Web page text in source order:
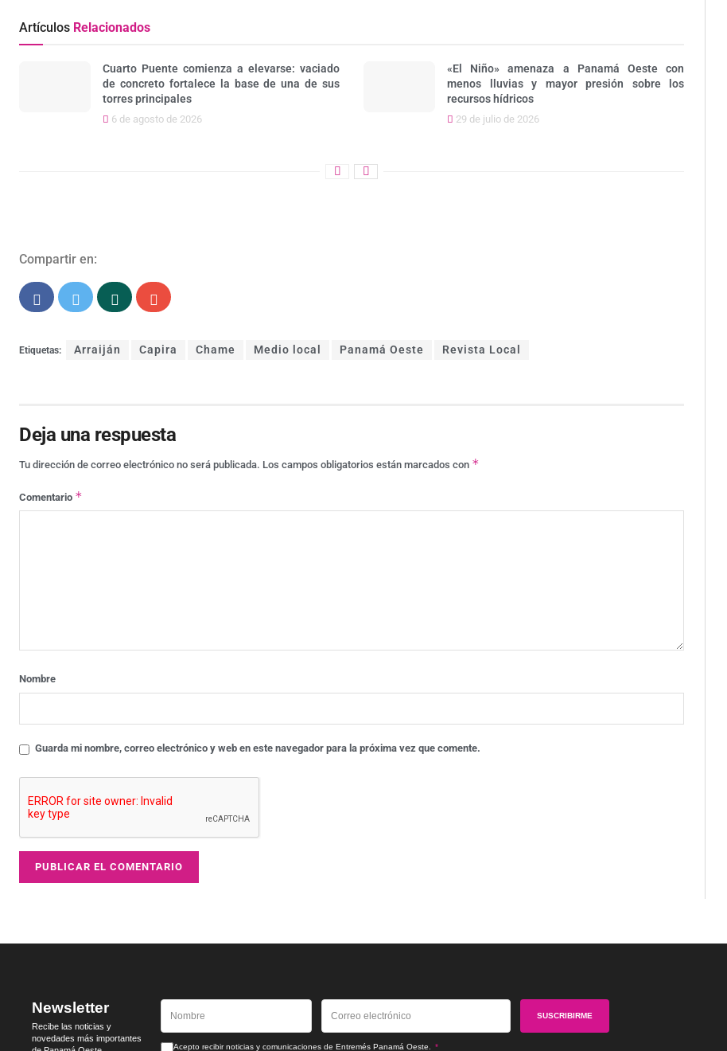
Artículos Relacionados
Cuarto Puente comienza a elevarse: vaciado
de concreto fortalece la base de una de sus
torres principales
6 de agosto de 2026
«El Niño» amenaza a Panamá Oeste con
menos lluvias y mayor presión sobre los
recursos hídricos
29 de julio de 2026
Compartir en:
Etiquetas: Arraiján Capira Chame Medio local Panamá Oeste Revista Local
Deja una respuesta
Tu dirección de correo electrónico no será publicada. Los campos obligatorios están marcados con *
Comentario *
Nombre
Guarda mi nombre, correo electrónico y web en este navegador para la próxima vez que comente.
Newsletter
Recibe las noticias y
novedades más importantes
Acepto recibir noticias y comunicaciones de Entremés Panamá Oeste. *
SUSCRIBIRME